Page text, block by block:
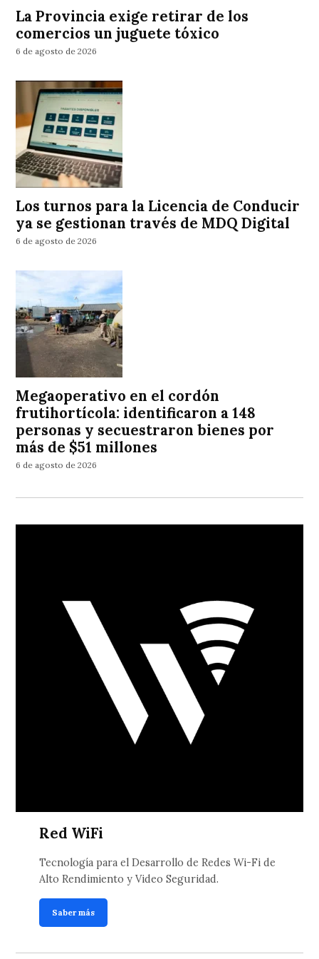
La Provincia exige retirar de los
comercios un juguete tóxico
6 de agosto de 2026
Los turnos para la Licencia de Conducir
ya se gestionan través de MDQ Digital
6 de agosto de 2026
Megaoperativo en el cordón
frutihortícola: identificaron a 148
personas y secuestraron bienes por
más de $51 millones
6 de agosto de 2026
Red WiFi
Tecnología para el Desarrollo de Redes Wi-Fi de
Alto Rendimiento y Video Seguridad.
Saber más